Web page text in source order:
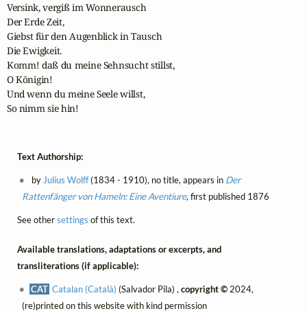
Versink, vergiß im Wonnerausch
Der Erde Zeit,
Giebst für den Augenblick in Tausch
Die Ewigkeit.
Komm! daß du meine Sehnsucht stillst,
O Königin!
Und wenn du meine Seele willst,
So nimm sie hin!
Text Authorship:
by Julius Wolff(1834 - 1910), no title, appears in Der
Rattenfänger von Hameln: Eine Aventiure, first published 1876
See othersettings of this text.
Available translations, adaptations or excerpts, and
transliterations (if applicable):
CAT Catalan (Català) (Salvador Pila) ,copyright © 2024,
(re)printed on this website with kind permission